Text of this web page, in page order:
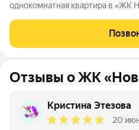
однокомнатная квартира в «ЖК
двор и на улицу). Подъезд со
жителей, на первом этаже
Отзывы о ЖК
Кристина Этезова
20